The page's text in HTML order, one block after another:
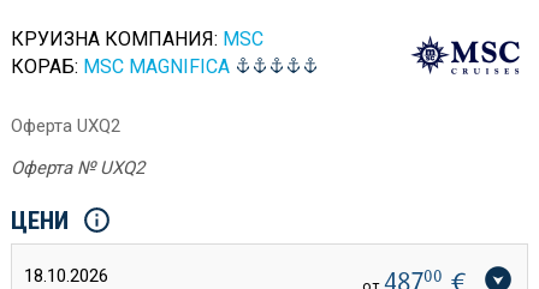
КРУИЗНА КОМПАНИЯ: MSC
КОРАБ: MSC MAGNIFICA
Оферта UXQ2
Оферта № UXQ2
ЦЕНИ
18.10.2026 48700 €